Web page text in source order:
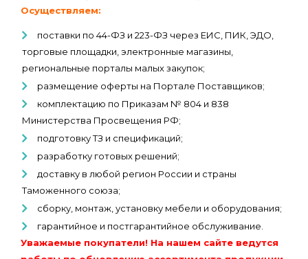
Осуществляем:
поставки по 44-ФЗ и 223-ФЗ через ЕИС, ПИК, ЭДО,
торговые площадки, электронные магазины,
региональные порталы малых закупок;
размещение оферты на Портале Поставщиков;
комплектацию по Приказам № 804 и 838
Министерства Просвещения РФ;
подготовку ТЗ и спецификаций;
разработку готовых решений;
доставку в любой регион России и страны
Таможенного союза;
сборку, монтаж, установку мебели и оборудования;
гарантийное и постгарантийное обслуживание.
Уважаемые покупатели! На нашем сайте ведутся